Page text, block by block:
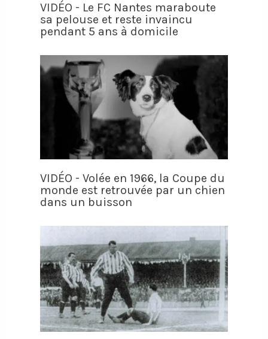
VIDÉO - Le FC Nantes maraboute
sa pelouse et reste invaincu
pendant 5 ans à domicile
VIDÉO - Volée en 1966, la Coupe du
monde est retrouvée par un chien
dans un buisson